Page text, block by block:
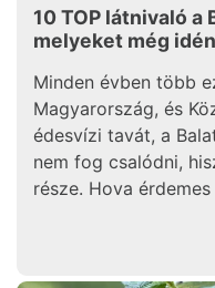
10 TOP látnivaló a
melyeket még
Minden évben több
Magyarország, és
édesvízi tavát, a
nem fog csalódni,
része. Hova